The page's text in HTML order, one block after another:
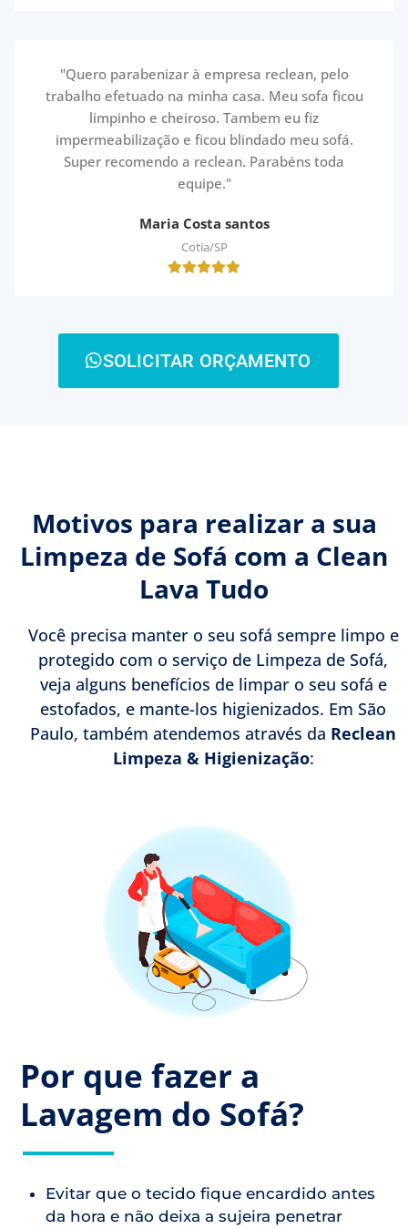
"Quero parabenizar à empresa reclean, pelo
trabalho efetuado na minha casa. Meu sofa ficou
limpinho e cheiroso. Tambem eu fiz
impermeabilização e ficou blindado meu sofá.
Super recomendo a reclean. Parabéns toda
equipe."
Maria Costa santos
Cotia/SP
SOLICITAR ORÇAMENTO
Motivos para realizar a sua
Limpeza de Sofá com a Clean
Lava Tudo
Você precisa manter o seu sofá sempre limpo e
protegido com o serviço de Limpeza de Sofá,
veja alguns benefícios de limpar o seu sofá e
estofados, e mante-los higienizados. Em São
Paulo, também atendemos através da Reclean
Limpeza & Higienização:
Por que fazer a
Lavagem do Sofá?
Evitar que o tecido fique encardido antes
da hora e não deixa a sujeira penetrar